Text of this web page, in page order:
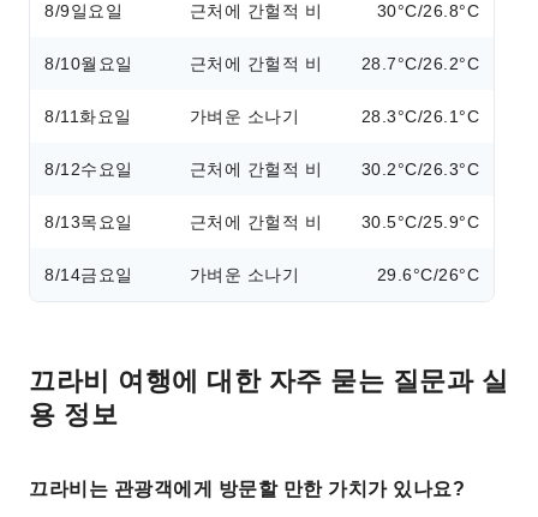
8/9일요일 근처에 간헐적 비 30°C/26.8°C
8/10월요일 근처에 간헐적 비 28.7°C/26.2°C
8/11 화요일 가벼운 소나기 28.3°C/26.1°C
8/12수요일 근처에 간헐적 비 30.2°C/26.3°C
8/13목요일 근처에 간헐적 비 30.5°C/25.9°C
8/14금요일 가벼운 소나기 29.6°C/26°C
끄라비 여행에 대한 자주 묻는 질문과 실
용 정보
끄라비는 관광객에게 방문할 만한 가치가 있나요?